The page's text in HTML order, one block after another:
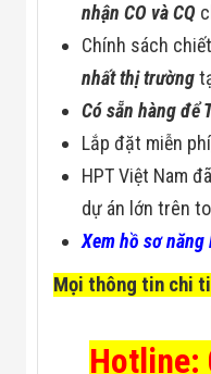
nhận CO và CQ
Chính sách
nhất thị trường
Có sẵn hàng để
Lắp đặt miễn
HPT Việt Nam
dự án lớn trên
Xem hồ sơ năng
Mọi thông tin chi
Hotline: